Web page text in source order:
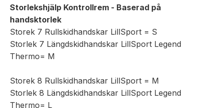
Storlekshjälp Kontrollrem - Baserad på
handsktorlek
Storek 7 Rullskidhandskar LillSport = S
Storlek 7 Längdskidhandskar LillSport Legend
Thermo= M
Storek 8 Rullskidhandskar LillSport = M
Storlek 8 Längdskidhandskar LillSport Legend
Thermo= L